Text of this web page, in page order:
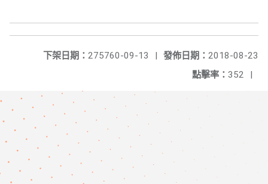
發佈日期： 2018-08-23
下架日期： 275760-09-13
|
點擊率： 352 |